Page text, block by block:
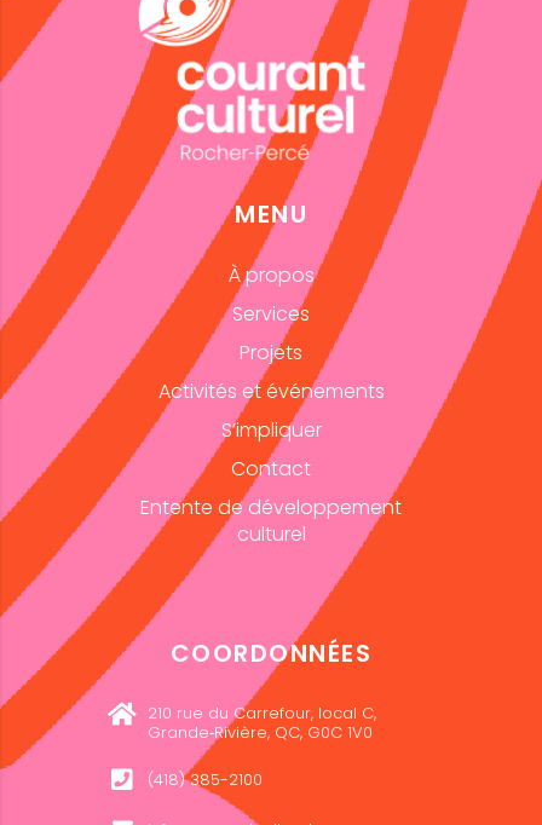
MENU
À propos
Services
Projets
Activités et événements
S’impliquer
Contact
Entente de développement
culturel
COORDONNÉES
210 rue du Carrefour, local C,
Grande‑Rivière, QC, G0C 1V0
(418) 385-2100